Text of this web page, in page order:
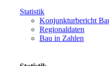
Statistik
Konjunkturbericht
Regionaldaten
Bau in Zahlen